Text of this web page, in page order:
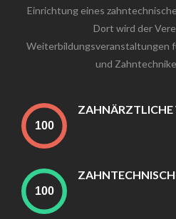
Einrichtung eines
Dort wird der
Weiterbildungsveranstaltungen
und
ZAHNÄRZTLICHE